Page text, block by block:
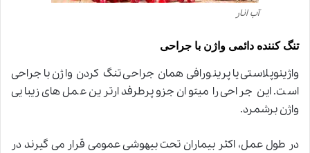
آب انار
تنگ کننده دائمی واژن با جراحی
واژینوپلاستی یا پرینورافی همان جراحی تنگ کردن واژن با جراحی
است. این جراحی را میتوان جزو پرطرفدارترین عمل های زیبایی
واژن برشمرد.
در طول عمل، اکثر بیماران تحت بیهوشی عمومی قرار می گیرند در